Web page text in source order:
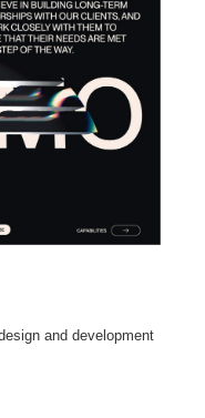
and development